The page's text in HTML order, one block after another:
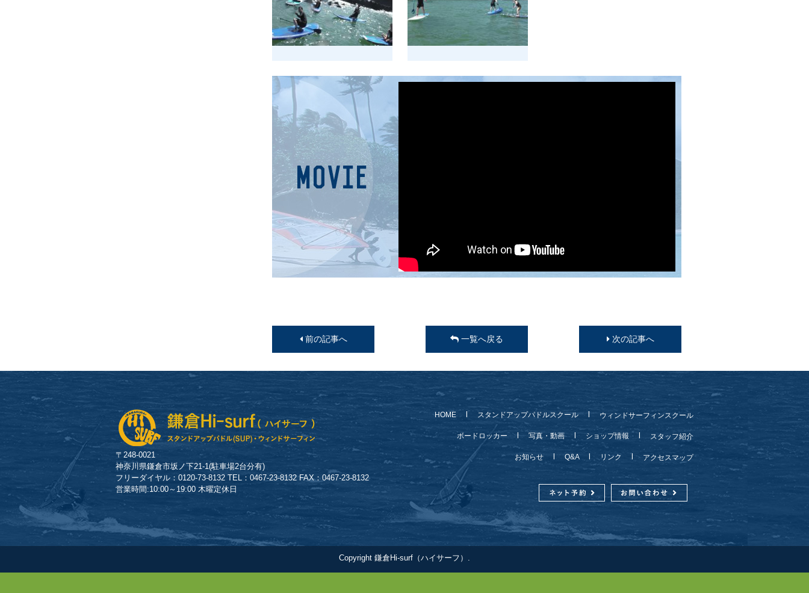
前の記事へ 一覧へ戻る 次の記事へ
〒248-0021
神奈川県鎌倉市坂ノ下21-1(駐車場2台分有)
フリーダイヤル：0120-73-8132 TEL：0467-23-8132 FAX：0467-23-8132
営業時間:10:00～19:00 木曜定休日
HOME スタンドアップパドルスクール ウィンドサーフィンスクール
ボードロッカー 写真・動画 ショップ情報 スタッフ紹介
お知らせ Q&A リンク アクセスマップ
Copyright 鎌倉Hi-surf（ハイサーフ）.